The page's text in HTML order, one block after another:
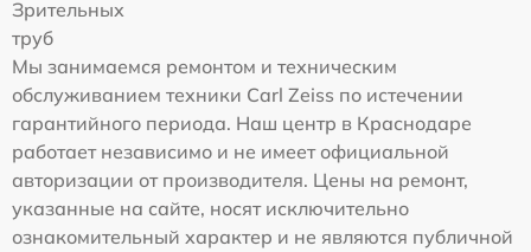
Зрительных
труб
Мы занимаемся ремонтом и техническим
обслуживанием техники Carl Zeiss по истечении
гарантийного периода. Наш центр в Краснодаре
работает независимо и не имеет официальной
авторизации от производителя. Цены на ремонт,
указанные на сайте, носят исключительно
ознакомительный характер и не являются публичной